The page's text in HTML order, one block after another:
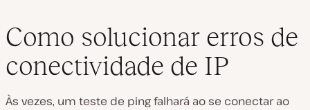
Como solucionar erros de
conectividade de IP
Às vezes, um teste de ping falhará ao se conectar ao